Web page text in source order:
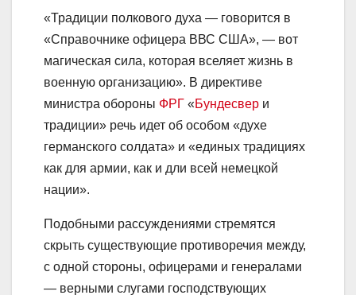
«Традиции полкового духа — говорится в
«Справочнике офицера ВВС США», — вот
магическая сила, которая вселяет жизнь в
военную организацию». В директиве
министра обороны ФРГ «Бундесвер и
традиции» речь идет об особом «духе
германского солдата» и «единых традициях
как для армии, как и дли всей немецкой
нации».
Подобными рассуждениями стремятся
скрыть существующие противоречия между,
с одной стороны, офицерами и генералами
— верными слугами господствующих